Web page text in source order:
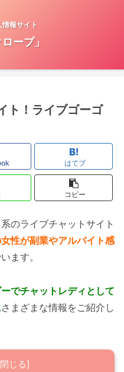
報サイト
ープ」
ト！ライブゴーゴ
はてブ
コピー
のライブチャットサイト
性が副業やアルバイト感
ます。
でチャットレディとして
さまざまな情報をご紹介し